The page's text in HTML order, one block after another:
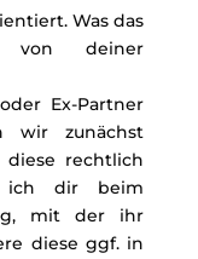
Was das
von deiner
Ex-Partner
wir zunächst
rechtlich
ich dir beim
mit der ihr
diese ggf. in